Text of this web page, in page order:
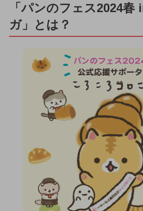
「パンのフェス2024春
ガ」とは？